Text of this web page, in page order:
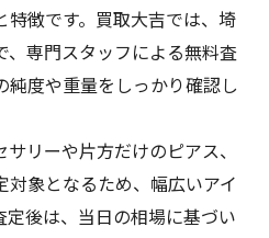
徴です。買取大吉では、埼
専門スタッフによる無料査
度や重量をしっかり確認し
リーや片方だけのピアス、
象となるため、幅広いアイ
後は、当日の相場に基づい